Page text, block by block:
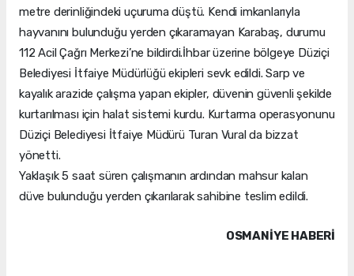
metre derinliğindeki uçuruma düştü. Kendi imkanlarıyla
hayvanını bulunduğu yerden çıkaramayan Karabaş, durumu
112 Acil Çağrı Merkezi’ne bildirdi.İhbar üzerine bölgeye Düziçi
Belediyesi İtfaiye Müdürlüğü ekipleri sevk edildi. Sarp ve
kayalık arazide çalışma yapan ekipler, düvenin güvenli şekilde
kurtarılması için halat sistemi kurdu. Kurtarma operasyonunu
Düziçi Belediyesi İtfaiye Müdürü Turan Vural da bizzat
yönetti.
Yaklaşık 5 saat süren çalışmanın ardından mahsur kalan
düve bulunduğu yerden çıkarılarak sahibine teslim edildi.
OSMANIYE HABERİ